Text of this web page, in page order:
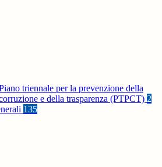
triennale per la prevenzione della
e della trasparenza (PTPCT) 2
135